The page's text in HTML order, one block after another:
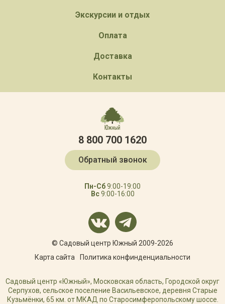
Экскурсии и отдых
Оплата
Доставка
Контакты
8 800 700 1620
Обратный звонок
Пн-Сб9:00-19:00
Вс9:00-16:00
© Садовый центр Южный 2009-2026
Карта сайта
Политика конфинденциальности
Садовый центр «Южный», Московская область, Городской округ
Серпухов, сельское поселение Васильевское, деревня Старые
Кузьмёнки, 65 км. от МКАД по Старосимферопольскому шоссе.